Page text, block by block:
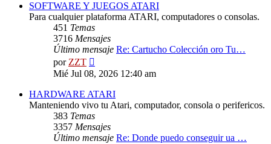
SOFTWARE Y JUEGOS ATARI
Para cualquier plataforma ATARI, computadores o consolas.
451 Temas
3716 Mensajes
Último mensaje Re: Cartucho Colección oro Tu…
porZZT
último
Mié Jul 08, 2026 12:40 am
HARDWARE ATARI
Manteniendo vivo tu Atari, computador, consola o perifericos.
383 Temas
3357 Mensajes
Último mensaje Re: Donde puedo conseguir ua …